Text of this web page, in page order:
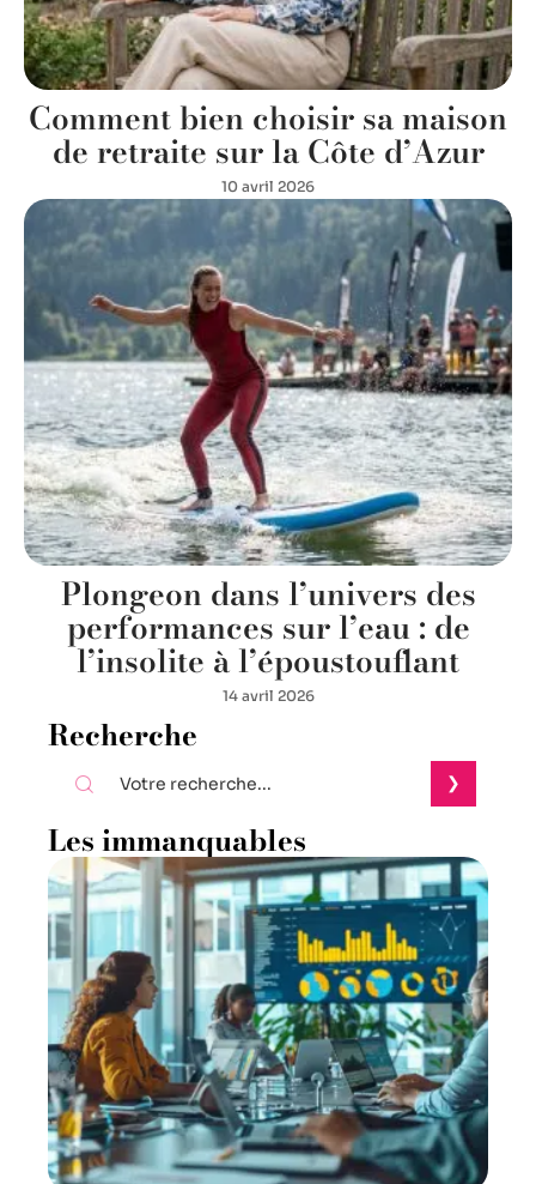
Comment bien choisir sa maison
de retraite sur la Côte d’Azur
10 avril 2026
Plongeon dans l’univers des
performances sur l’eau : de
l’insolite à l’époustouflant
14 avril 2026
Recherche
Les immanquables